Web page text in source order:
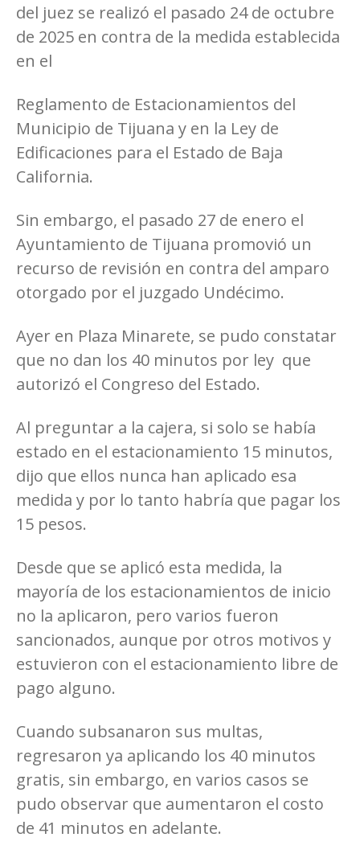
del juez se realizó el pasado 24 de octubre
de 2025 en contra de la medida establecida
en el
Reglamento de Estacionamientos del
Municipio de Tijuana y en la Ley de
Edificaciones para el Estado de Baja
California.
Sin embargo, el pasado 27 de enero el
Ayuntamiento de Tijuana promovió un
recurso de revisión en contra del amparo
otorgado por el juzgado Undécimo.
Ayer en Plaza Minarete, se pudo constatar
que no dan los 40 minutos por ley que
autorizó el Congreso del Estado.
Al preguntar a la cajera, si solo se había
estado en el estacionamiento 15 minutos,
dijo que ellos nunca han aplicado esa
medida y por lo tanto habría que pagar los
15 pesos.
Desde que se aplicó esta medida, la
mayoría de los estacionamientos de inicio
no la aplicaron, pero varios fueron
sancionados, aunque por otros motivos y
estuvieron con el estacionamiento libre de
pago alguno.
Cuando subsanaron sus multas,
regresaron ya aplicando los 40 minutos
gratis, sin embargo, en varios casos se
pudo observar que aumentaron el costo
de 41 minutos en adelante.